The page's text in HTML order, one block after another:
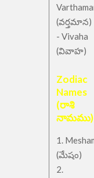
(వర్తమాన)
- Vivaha
(వివాహ)
Zodiac
Names
(రాశి
నామము)
1.
(మేషం)
2.